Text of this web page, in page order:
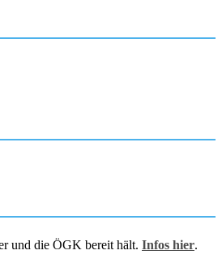
und die ÖGK bereit hält. Infos hier.